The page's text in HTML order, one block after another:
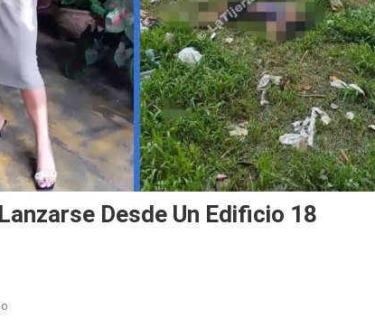
Desde Un Edificio 18